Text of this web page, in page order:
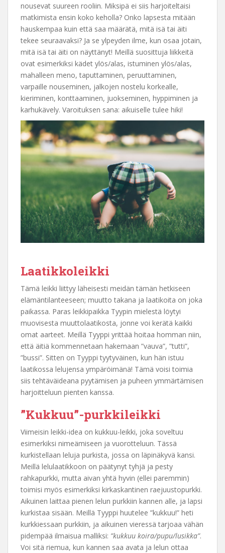
nousevat suureen rooliin. Miksipä ei siis harjoiteltaisi
matkimista ensin koko keholla? Onko lapsesta mitään
hauskempaa kuin että saa määrätä, mitä isä tai äiti
tekee seuraavaksi? Ja se ylpeyden ilme, kun osaa jotain,
mitä isä tai äiti on näyttänyt! Meillä suosittuja liikkeitä
ovat esimerkiksi kädet ylös/alas, istuminen ylös/alas,
mahalleen meno, taputtaminen, peruuttaminen,
varpaille nouseminen, jalkojen nostelu korkealle,
kieriminen, konttaaminen, juokseminen, hyppiminen ja
karhukävely. Varoituksen sana: aikuiselle tulee hiki!
Laatikkoleikki
Tämä leikki liittyy läheisesti meidän tämän hetkiseen
elämäntilanteeseen; muutto takana ja laatikoita on joka
paikassa. Paras leikkipaikka Tyypin mielestä löytyi
muovisesta muuttolaatikosta, jonne voi kerätä kaikki
omat aarteet. Meillä Tyyppi yrittää hoitaa homman niin,
että äitiä kommennetaan hakemaan ”vauva”, ”tutti”,
”bussi”. Sitten on Tyyppi tyytyväinen, kun hän istuu
laatikossa lelujensa ympäröimänä! Tämä voisi toimia
siis tehtäväideana pyytämisen ja puheen ymmärtämisen
harjoitteluun pienten kanssa.
”Kukkuu”-purkkileikki
Viimeisin leikki-idea on kukkuu-leikki, joka soveltuu
esimerkiksi nimeämiseen ja vuorotteluun. Tässä
kurkistellaan leluja purkista, jossa on läpinäkyvä kansi.
Meillä lelulaatikkoon on päätynyt tyhjä ja pesty
rahkapurkki, mutta aivan yhtä hyvin (ellei paremmin)
toimisi myös esimerkiksi kirkaskantinen raejuustopurkki.
Aikuinen laittaa pienen lelun purkkiin kannen alle, ja lapsi
kurkistaa sisään. Meillä Tyyppi huutelee ”kukkuu!” heti
kurkkiessaan purkkiin, ja aikuinen vieressä tarjoaa vähän
pidempää ilmaisua malliksi: ”kukkuu koira/pupu/lusikka”.
Voi sitä riemua, kun kannen saa avata ja lelun ottaa